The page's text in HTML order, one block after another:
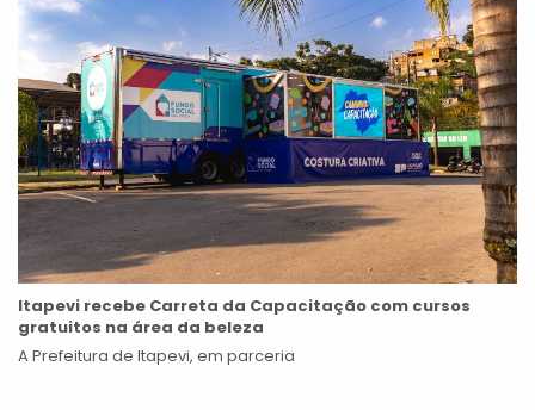
Itapevi recebe Carreta da Capacitação com cursos
gratuitos na área da beleza
A Prefeitura de Itapevi, em parceria